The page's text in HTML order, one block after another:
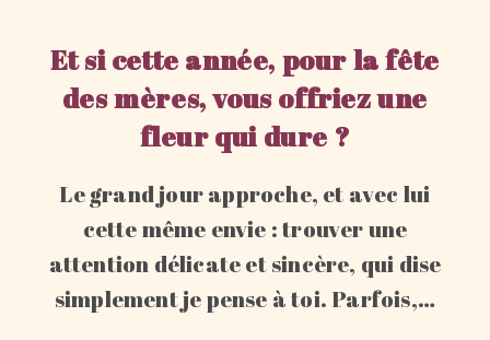
Et si cette année, pour la fête
des mères, vous offriez une
fleur qui dure ?
Le grand jour approche, et avec lui
cette même envie : trouver une
attention délicate et sincère, qui dise
simplement je pense à toi. Parfois,…